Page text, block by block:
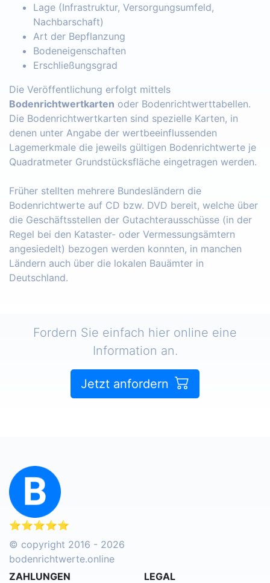
Lage (Infrastruktur, Versorgungsumfeld,
Nachbarschaft)
Art der Bepflanzung
Bodeneigenschaften
Erschließungsgrad
Die Veröffentlichung erfolgt mittels
Bodenrichtwertkarten oder Bodenrichtwerttabellen.
Die Bodenrichtwertkarten sind spezielle Karten, in
denen unter Angabe der wertbeeinflussenden
Lagemerkmale die jeweils gültigen Bodenrichtwerte je
Quadratmeter Grundstücksfläche eingetragen werden.
Früher stellten mehrere Bundesländern die
Bodenrichtwerte auf CD bzw. DVD bereit, welche über
die Geschäftsstellen der Gutachterausschüsse (in der
Regel bei den Kataster- oder Vermessungsämtern
angesiedelt) bezogen werden konnten, in manchen
Ländern auch über die lokalen Bauämter in
Deutschland.
Fordern Sie einfach hier online eine
Information an.
Jetzt anfordern
⭐⭐⭐⭐⭐
© copyright 2016 - 2026
bodenrichtwerte.online
ZAHLUNGEN
LEGAL